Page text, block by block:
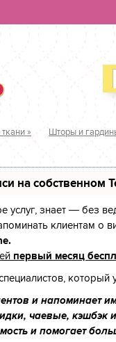
» Шторы и
на собственном
услуг, знает — без
клиентам
первый месяц
который
и напоминает
чаевые, кэшбэк
и помогает